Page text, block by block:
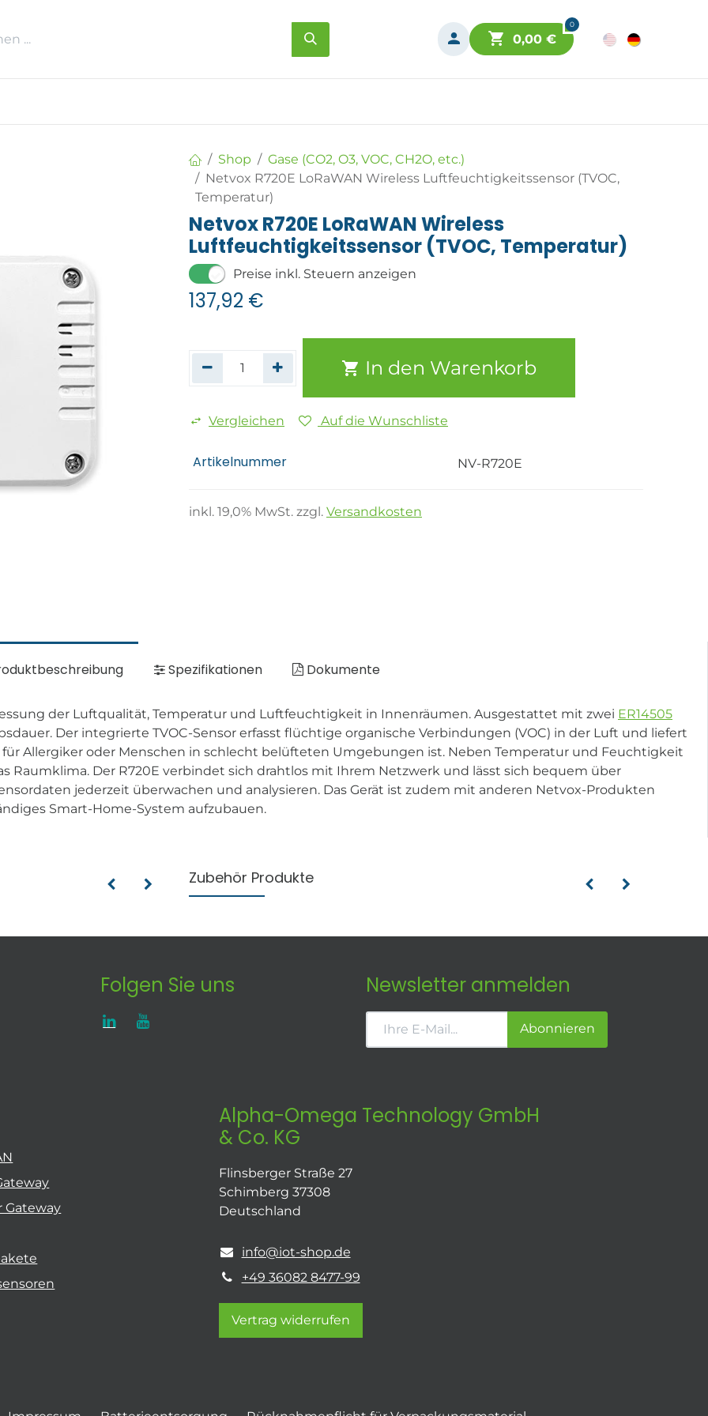
0
0,00€
Shop
Gase (CO2, O3, VOC, CH2O, etc.)
Netvox R720E LoRaWAN Wireless Luftfeuchtigkeitssensor (TVOC,
Temperatur)
Netvox R720E LoRaWAN Wireless
Luftfeuchtigkeitssensor (TVOC, Temperatur)
Preise inkl. Steuern anzeigen
137,92 €
In den Warenkorb
Vergleichen Auf die Wunschliste
Artikelnummer NV-R720E
inkl. 19,0% MwSt. zzgl. Versandkosten
Spezifikationen Dokumente
der Luftqualität, Temperatur und Luftfeuchtigkeit in Innenräumen. Ausgestattet mit zwei ER14505
Der integrierte TVOC-Sensor erfasst flüchtige organische Verbindungen (VOC) in der Luft und liefert
Allergiker oder Menschen in schlecht belüfteten Umgebungen ist. Neben Temperatur und Feuchtigkeit
Raumklima. Der R720E verbindet sich drahtlos mit Ihrem Netzwerk und lässt sich bequem über
jederzeit überwachen und analysieren. Das Gerät ist zudem mit anderen Netvox-Produkten
Smart-Home-System aufzubauen.
Zubehör Produkte
Folgen Sie uns Newsletter anmelden
Abonnieren
Gateway
Alpha-Omega Technology GmbH
& Co. KG
Flinsberger Straße 27
Schimberg 37308
Deutschland
info@iot-shop.de
+49 36082 8477-99
Vertrag widerrufen